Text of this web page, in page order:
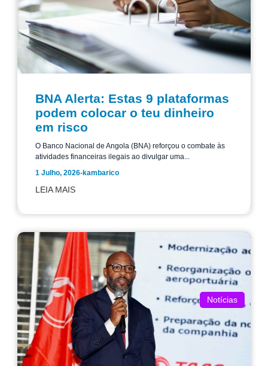
BNA Alerta: Estas 9 plataformas
podem colocar o teu dinheiro
em risco
O Banco Nacional de Angola (BNA) reforçou o combate às
atividades financeiras ilegais ao divulgar uma...
1 Julho, 2026-kambarico
LEIA MAIS
Notícias